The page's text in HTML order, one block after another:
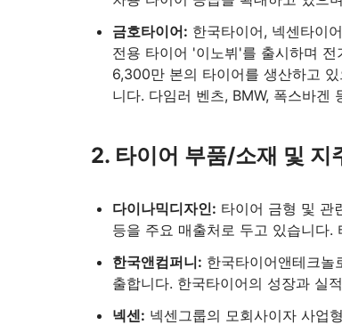
금호타이어: 한국타이어, 넥센타이
전용 타이어 '이노뷔'를 출시하며
6,300만 본의 타이어를 생산하고
니다. 다임러 벤츠, BMW, 폭스바겐
2. 타이어 부품/소재 및 지
다이나믹디자인: 타이어 금형 및 관
등을 주요 매출처로 두고 있습니다.
한국앤컴퍼니: 한국타이어앤테크
출합니다. 한국타이어의 성장과 실
넥센: 넥센그룹의 모회사이자 사업